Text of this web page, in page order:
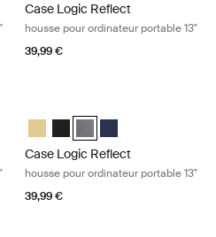
Case Logic Reflect
housse pour ordinateur portable 13"
39,99 €
Jaune clair
Sleeve Noir (selected)
Laptop Sleeve Grahite
13" Laptop Sleeve Dark Blue
Case Logic Reflect 13" Laptop
Case Logic Reflect 13"
Case Logic Reflect 13"
Case Logic Reflect
Case Logic Reflect
housse pour ordinateur portable 13"
39,99 €